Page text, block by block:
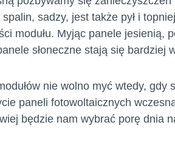
sadzy, jest także pył i
modułu. Myjąc panele jesienią,
słoneczne stają się bardziej
nie wolno myć wtedy,
paneli fotowoltaicznych
będzie nam wybrać porę dnia